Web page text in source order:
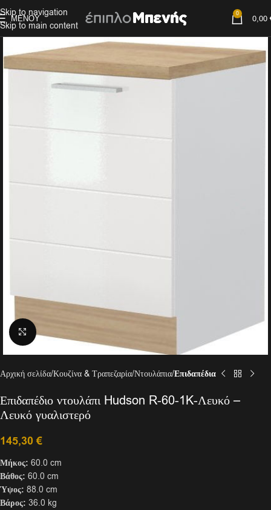
Skip to navigation
Skip to main content
ΜΕΝΟΎ 0 0,00
Click to enlarge
Αρχική σελίδα Κουζίνα & Τραπεζαρία Ντουλάπια Επιδαπέδια
Επιδαπέδιο ντουλάπι Hudson R-60-1K-Λευκό –
Λευκό γυαλιστερό
145,30€
Μήκος: 60.0 cm
Βάθος: 60.0 cm
Ύψος: 88.0 cm
Βάρος: 36.0 kg